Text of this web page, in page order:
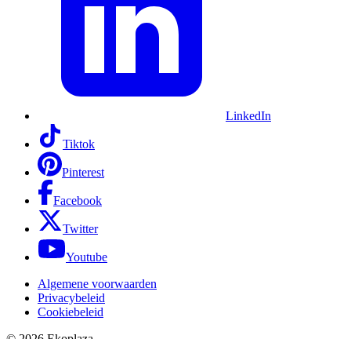
LinkedIn
Tiktok
Pinterest
Facebook
Twitter
Youtube
Algemene voorwaarden
Privacybeleid
Cookiebeleid